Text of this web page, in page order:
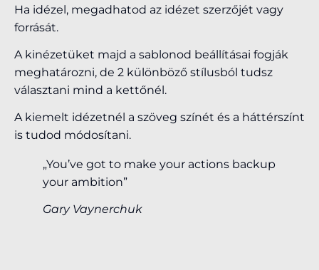
Ha idézel, megadhatod az idézet szerzőjét vagy
forrását.
A kinézetüket majd a sablonod beállításai fogják
meghatározni, de 2 különböző stílusból tudsz
választani mind a kettőnél.
A kiemelt idézetnél a szöveg színét és a háttérszínt
is tudod módosítani.
„You’ve got to make your actions backup
your ambition”
Gary Vaynerchuk